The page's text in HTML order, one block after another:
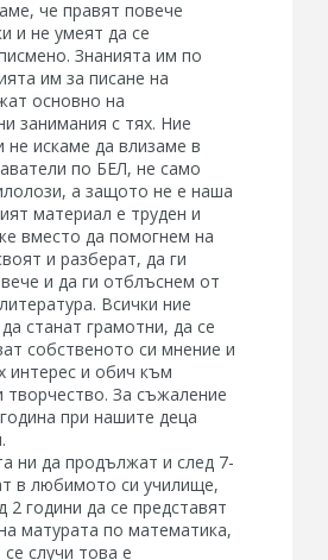
че правят повече
и не умеят да се
Знанията им по
им за писане на
основно на
занимания с тях. Ние
искаме да влизаме в
по БЕЛ, не само
а защото не е наша
материал е труден и
вместо да помогнем на
и разберат, да ги
и да ги отблъснем от
Всички ние
станат грамотни, да се
собственото си мнение и
интерес и обич към
творчество. За съжаление
при нашите деца
ни да продължат и след 7-
в любимото си училище,
2 години да се представят
матурата по математика,
случи това е